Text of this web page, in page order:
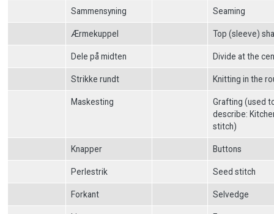
Sammensyning Seaming
Ærmekuppel Top (sleeve)
Dele på midten Divide at the
Strikke rundt Knitting in the
Maskesting
Grafting (used
describe:
stitch)
Knapper Buttons
Perlestrik Seed stitch
Forkant Selvedge